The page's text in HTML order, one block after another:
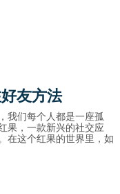
友方法
我们每个人都是一座孤
果，一款新兴的社交应
在这个红果的世界里，如